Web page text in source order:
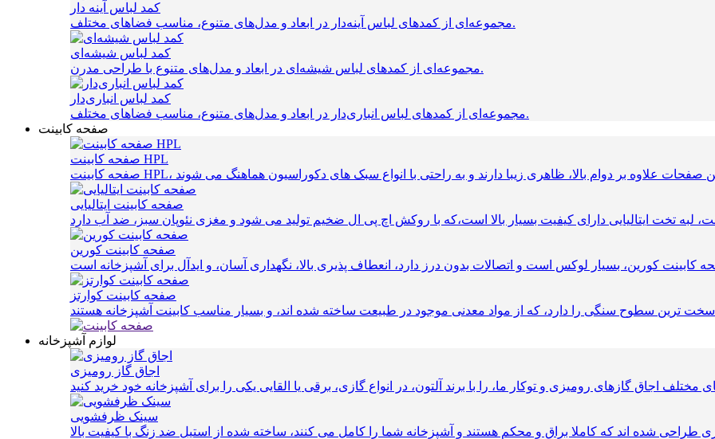
کمد لباس آینه دار
مجموعه‌ای از کمدهای لباس آینه‌دار در ابعاد و مدل‌های متنوع، مناسب فضاهای مختلف.
کمد لباس شیشه‌ای
مجموعه‌ای از کمدهای لباس شیشه‌ای در ابعاد و مدل‌های متنوع با طراحی مدرن.
کمد لباس انباری‌دار
مجموعه‌ای از کمدهای لباس انباری‌دار در ابعاد و مدل‌های متنوع، مناسب فضاهای مختلف.
صفحه کابینت
صفحه کابینت HPL
صفحه کابینت ایتالیایی
صفحه کابینت کورین
صفحه کابینت کوارتز
لوازم آشپزخانه
اجاق گاز رومیزی
سینک ظرفشویی
شده اند که کاملا براق و محکم هستند و آشپزخانه شما را کامل می کنند، ساخته شده از استیل ضد زنگ با کیفیت بالا